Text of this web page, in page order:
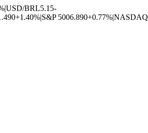
|USD/BRL5.15-
+1.40%|S&P 5006.890+0.77%|NASDAQ